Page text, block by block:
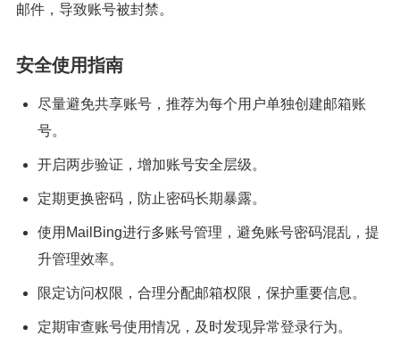
邮件，导致账号被封禁。
安全使用指南
尽量避免共享账号，推荐为每个用户单独创建邮箱账
号。
开启两步验证，增加账号安全层级。
定期更换密码，防止密码长期暴露。
使用MailBing进行多账号管理，避免账号密码混乱，提
升管理效率。
限定访问权限，合理分配邮箱权限，保护重要信息。
定期审查账号使用情况，及时发现异常登录行为。